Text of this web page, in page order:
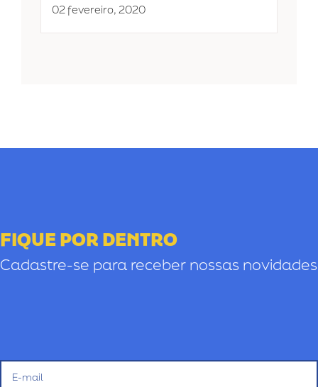
02 fevereiro, 2020
FIQUE POR DENTRO
Cadastre-se para receber nossas novidades